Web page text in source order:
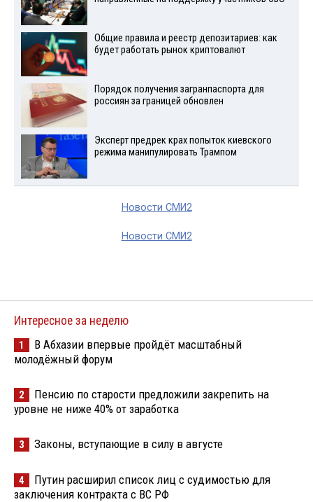
Общие правила и реестр депозитариев: как
будет работать рынок криптовалют
Порядок получения загранпаспорта для
россиян за границей обновлен
Эксперт предрек крах попыток киевского
режима манипулировать Трампом
Новости СМИ2
Новости СМИ2
Интересное за неделю
1
В Абхазии впервые пройдёт масштабный
молодёжный форум
2
Пенсию по старости предложили закрепить на
уровне не ниже 40% от заработка
3 Законы, вступающие в силу в августе
4
Путин расширил список лиц с судимостью для
заключения контракта с ВС РФ